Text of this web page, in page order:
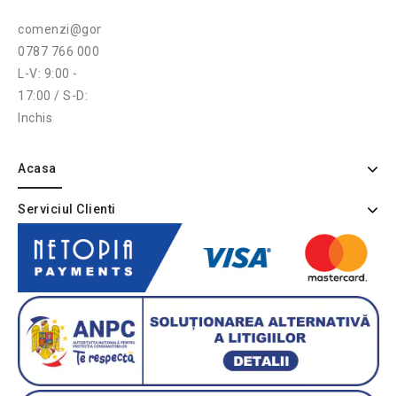
comenzi@gonga.ro
0787 766 000
L-V: 9:00 -
17:00 / S-D:
Inchis
Acasa
Serviciul Clienti